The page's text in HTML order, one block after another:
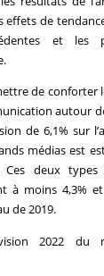
effets de
et les
de conforter
autour
de 6,1% sur
médias est
deux types
à moins 4,3%
de 2019.